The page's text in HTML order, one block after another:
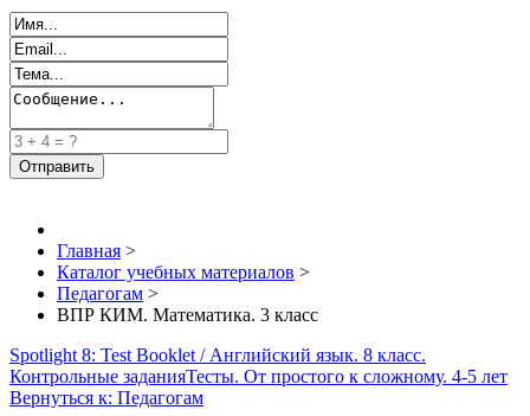
Главная >
Каталог учебных материалов >
Педагогам >
ВПР КИМ. Математика. 3 класс
Spotlight 8: Test Booklet / Английский язык. 8 класс.
Контрольные заданияТесты. От простого к сложному. 4-5 лет
Вернуться к: Педагогам